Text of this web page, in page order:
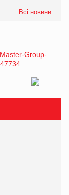
Всі новини